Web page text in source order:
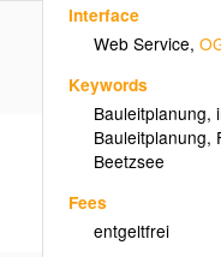
Interface
Web Service,
Keywords
Bauleitplanung,
Bauleitplanung,
Beetzsee
Fees
entgeltfrei